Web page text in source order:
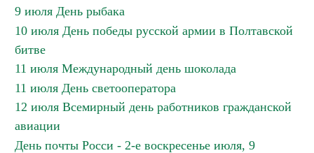
9 июля День рыбака
10 июля День победы русской армии в Полтавской
битве
11 июля Международный день шоколада
11 июля День светооператора
12 июля Всемирный день работников гражданской
авиации
День почты Росси - 2-е воскресенье июля, 9